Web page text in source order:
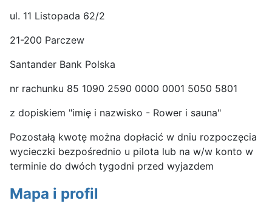
ul. 11 Listopada 62/2
21-200 Parczew
Santander Bank Polska
nr rachunku 85 1090 2590 0000 0001 5050 5801
z dopiskiem "imię i nazwisko - Rower i sauna"
Pozostałą kwotę można dopłacić w dniu rozpoczęcia
wycieczki bezpośrednio u pilota lub na w/w konto w
terminie do dwóch tygodni przed wyjazdem
Mapa i profil